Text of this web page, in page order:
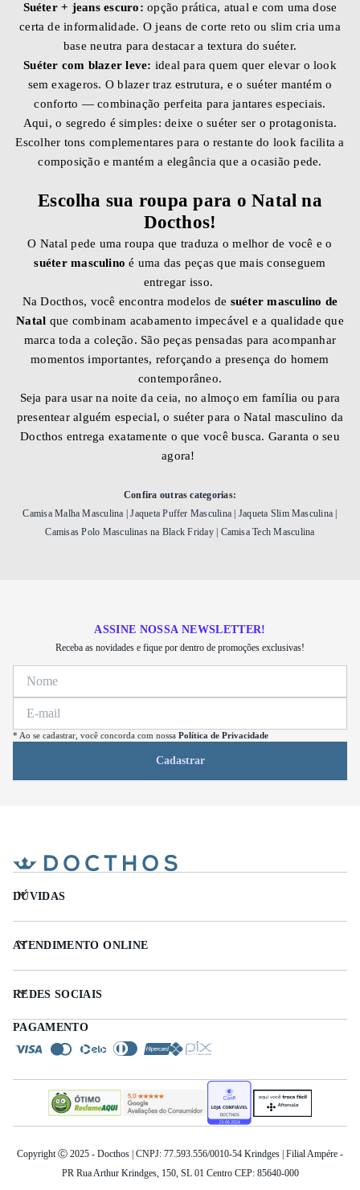
Suéter + jeans escuro: opção prática, atual e com uma dose
certa de informalidade. O jeans de corte reto ou slim cria uma
base neutra para destacar a textura do suéter.
Suéter com blazer leve: ideal para quem quer elevar o look
sem exageros. O blazer traz estrutura, e o suéter mantém o
conforto — combinação perfeita para jantares especiais.
Aqui, o segredo é simples: deixe o suéter ser o protagonista.
Escolher tons complementares para o restante do look facilita a
composição e mantém a elegância que a ocasião pede.
Escolha sua roupa para o Natal na
Docthos!
O Natal pede uma roupa que traduza o melhor de você e o
suéter masculinoé uma das peças que mais conseguem
entregar isso.
Na Docthos, você encontra modelos de suéter masculino de
Natal que combinam acabamento impecável e a qualidade que
marca toda a coleção. São peças pensadas para acompanhar
momentos importantes, reforçando a presença do homem
contemporâneo.
Seja para usar na noite da ceia, no almoço em família ou para
presentear alguém especial, o suéter para o Natal masculino da
Docthos entrega exatamente o que você busca. Garanta o seu
agora!
Confira outras categorias:
Camisa Malha Masculina |Jaqueta Puffer Masculina Jaqueta Slim Masculina
Camisas Polo Masculinas na Black Friday| Camisa Tech Masculina
ASSINE NOSSA NEWSLETTER!
Receba as novidades e fique por dentro de promoções exclusivas!
* Ao se cadastrar, você concorda com nossa Política de Privacidade
Cadastrar
DÚVIDAS
ATENDIMENTO ONLINE
REDES SOCIAIS
PAGAMENTO
Copyright Ⓒ 2025 - Docthos | CNPJ: 77.593.556/0010-54 Krindges | Filial Ampére -
PR Rua Arthur Krindges, 150, SL 01 Centro CEP: 85640-000